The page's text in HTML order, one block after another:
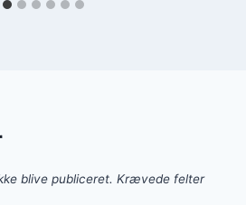
blive publiceret. Krævede felter